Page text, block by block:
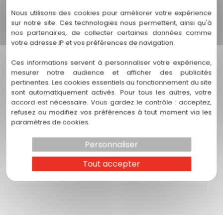
votre charpente aux alentours de Blagnac et
Beauzelle.
Nettoyage hydrofuge de
toiture à Blagnac
Nous utilisons des cookies pour améliorer votre expérience
sur notre site. Ces technologies nous permettent, ainsi qu'à
nos partenaires, de collecter certaines données comme
votre adresse IP et vos préférences de navigation.
Ces informations servent à personnaliser votre expérience,
mesurer notre audience et afficher des publicités
pertinentes. Les cookies essentiels au fonctionnement du site
sont automatiquement activés. Pour tous les autres, votre
accord est nécessaire. Vous gardez le contrôle : acceptez,
refusez ou modifiez vos préférences à tout moment via les
paramètres de cookies.
Tout accepter
Personnaliser